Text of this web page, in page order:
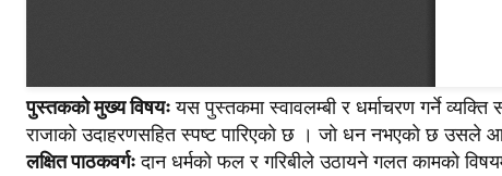
पुस्तककाे मुख्य विषयःयस पुस्तकमा स्वावलम्बी र धर्माचरण गर्ने
राजाकाे उदाहरणसहित स्पष्ट पारिएकाे छ । जाे धन नभएकाे छ उसले
लक्षित पाठकवर्गःदान धर्मकाे फल र गरिबीले उठायने गलत कामकाे